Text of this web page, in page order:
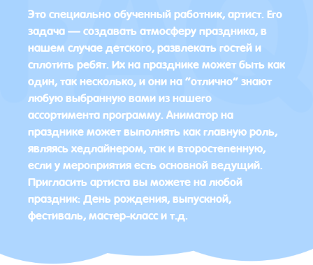
Это специально обученный работник, артист. Его
задача — создавать атмосферу праздника, в
нашем случае детского, развлекать гостей и
сплотить ребят. Их на празднике может быть как
один, так несколько, и они на “отлично” знают
любую выбранную вами из нашего
ассортимента программу. Аниматор на
празднике может выполнять как главную роль,
являясь хедлайнером, так и второстепенную,
если у мероприятия есть основной ведущий.
Пригласить артиста вы можете на любой
праздник: День рождения, выпускной,
фестиваль, мастер-класс и т.д.